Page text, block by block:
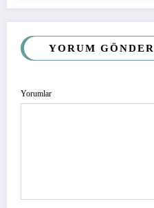
YORUM GÖNDER
Yorumlar